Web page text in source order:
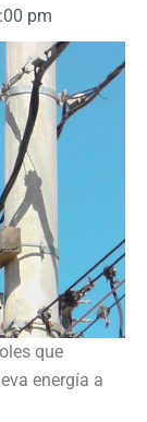
pm
que
energía a